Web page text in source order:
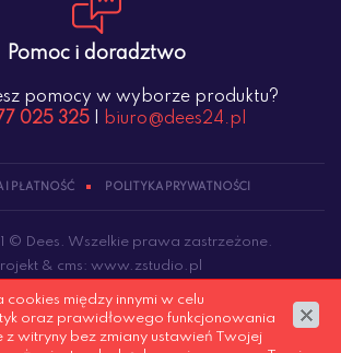
Pomoc i doradztwo
pomocy w wyborze produktu?
025 325| biuro@dees24.pl
I PŁATNOŚĆ POLITYKA PRYWATNOŚCI
© Dees. Wszelkie prawa zastrzeżone.
& cms : www.zstudio.pl
cookies między innymi w celu
oraz prawidłowego funkcjonowania
z witryny bez zmiany ustawień Twojej